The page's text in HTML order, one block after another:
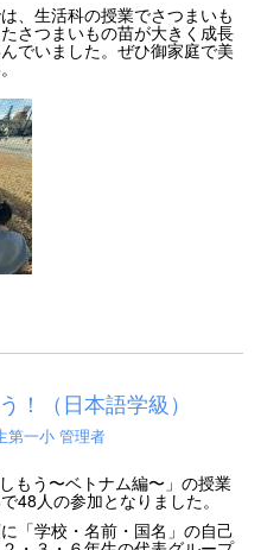
、生活科の授業でさつまいも
さつまいもの苗が大きく成長
でいました。ぜひ御家庭で美
！（日本語学級）
第一小 管理者
もう〜ベトナム編〜」の授業
48人の参加となりました。
「学校・名前・国名」の自己